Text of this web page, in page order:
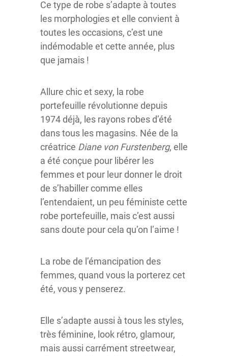
Ce type de robe s’adapte à toutes
les morphologies et elle convient à
toutes les occasions, c’est une
indémodable et cette année, plus
que jamais !
Allure chic et sexy, la robe
portefeuille révolutionne depuis
1974 déjà, les rayons robes d’été
dans tous les magasins. Née de la
créatrice Diane von Furstenberg, elle
a été conçue pour libérer les
femmes et pour leur donner le droit
de s’habiller comme elles
l’entendaient, un peu féministe cette
robe portefeuille, mais c’est aussi
sans doute pour cela qu’on l’aime !
La robe de l’émancipation des
femmes, quand vous la porterez cet
été, vous y penserez.
Elle s’adapte aussi à tous les styles,
très féminine, look rétro, glamour,
mais aussi carrément streetwear,